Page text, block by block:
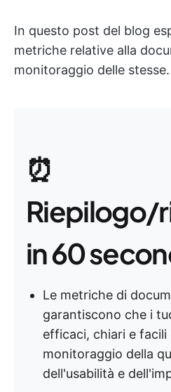
In questo post del blog
metriche relative alla
monitoraggio delle stesse.
⏰
Riepilogo/
in 60
Le metriche di
garantiscono che i
efficaci, chiari e facili
monitoraggio della
dell'usabilità e